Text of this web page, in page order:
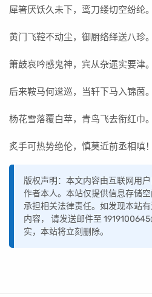
犀箸厌饫久未下，鸾刀缕切空纷纶。
黄门飞鞚不动尘，御厨络绎送八珍。
箫鼓哀吟感鬼神，宾从杂遝实要津。
后来鞍马何逡巡，当轩下马入锦茵。
杨花雪落覆白苹，青鸟飞去衔红巾。
炙手可热势绝伦，慎莫近前丞相嗔！
版权声明：本文内容由互联网用
作者本人。本站仅提供信息存储
承担相关法律责任。如发现本站
内容， 请发送邮件至
实，本站将立刻删除。